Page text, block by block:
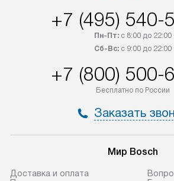
+7 (495) 540-
Пн-Пт:с 8:00 до 22:00
Сб-Вс:с 9:00 до 22:00
+7 (800) 500-
Бесплатно по России
Заказать
Мир Bosch
Доставка и оплата